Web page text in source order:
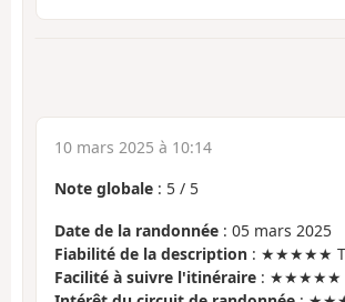
10 mars 2025 à 10:14
Note globale : 5 / 5
Date de la randonnée : 05 mars 2025
Fiabilité de la description : ★★★★★
Facilité à suivre l'itinéraire : ★★★★★